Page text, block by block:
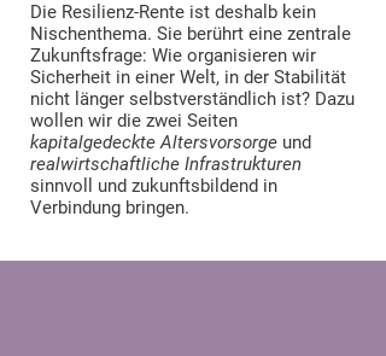
Die Resilienz-Rente ist deshalb kein
Nischenthema. Sie berührt eine zentrale
Zukunftsfrage: Wie organisieren wir
Sicherheit in einer Welt, in der Stabilität
nicht länger selbstverständlich ist? Dazu
wollen wir die zwei Seiten
kapitalgedeckte Altersvorsorge und
realwirtschaftliche Infrastrukturen
sinnvoll und zukunftsbildend in
Verbindung bringen.